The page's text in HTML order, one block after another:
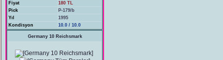
Fiyat
180 TL
Pick
P-179/b
Yıl
1995
Kondisyon
10.0 / 10.0
Germany 10 Reichsmark